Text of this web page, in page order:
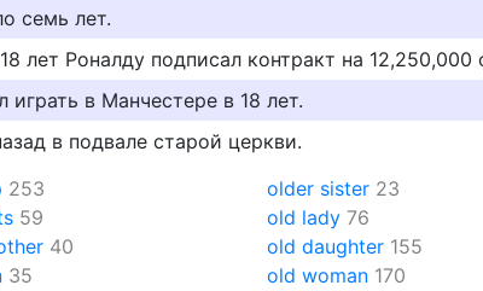
семь лет.
лет Роналду подписал контракт на 12,250,000
играть в Манчестере в 18 лет.
в подвале старой церкви.
253
59
40
35
older sister 23
old lady 76
old daughter 155
old woman 170